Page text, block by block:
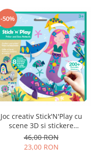
-50%
Joc creativ Stick'N'Play cu
scene 3D si stickere
repozitionabile - Animale
polare si marine
46,00 RON
23,00 RON